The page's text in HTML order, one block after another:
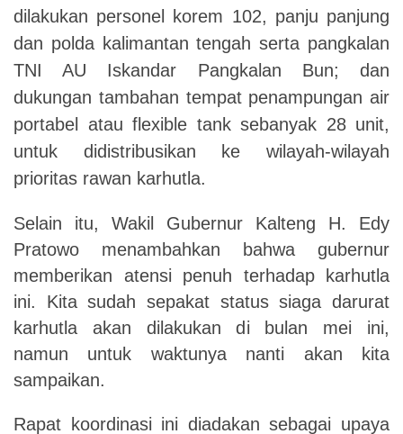
dilakukan personel korem 102, panju panjung
dan polda kalimantan tengah serta pangkalan
TNI AU Iskandar Pangkalan Bun; dan
dukungan tambahan tempat penampungan air
portabel atau flexible tank sebanyak 28 unit,
untuk didistribusikan ke wilayah-wilayah
prioritas rawan karhutla.
Selain itu, Wakil Gubernur Kalteng H. Edy
Pratowo menambahkan bahwa gubernur
memberikan atensi penuh terhadap karhutla
ini. Kita sudah sepakat status siaga darurat
karhutla akan dilakukan di bulan mei ini,
namun untuk waktunya nanti akan kita
sampaikan.
Rapat koordinasi ini diadakan sebagai upaya